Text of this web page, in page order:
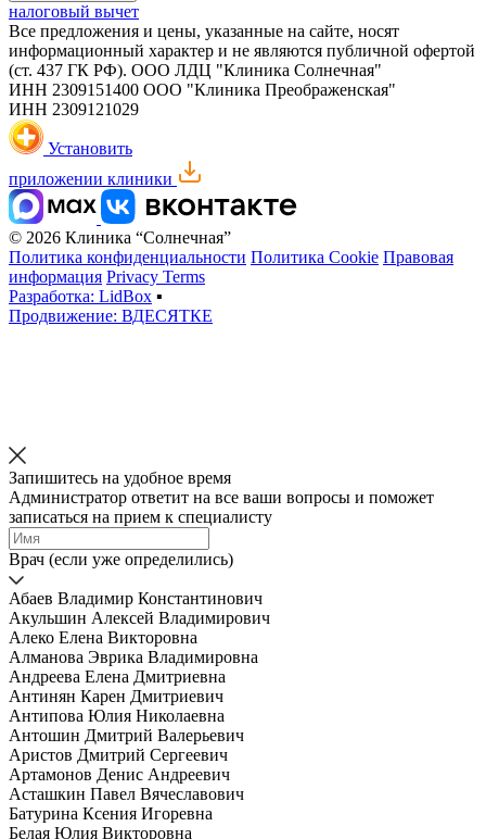
налоговый вычет
Все предложения и цены, указанные на сайте, носят
информационный характер и не являются публичной офертой
(ст. 437 ГК РФ). ООО ЛДЦ "Клиника Солнечная"
ИНН 2309151400 ООО "Клиника Преображенская"
ИНН 2309121029
Установить
приложении клиники
© 2026 Клиника “Солнечная”
Политика конфиденциальности Политика Cookie Правовая
информация Privacy Terms
Разработка: LidBox ▪
Продвижение: ВДЕСЯТКЕ
Запишитесь на удобное время
Администратор ответит на все ваши вопросы и поможет
записаться на прием к специалисту
Врач (если уже определились)
Абаев Владимир Константинович
Акульшин Алексей Владимирович
Алеко Елена Викторовна
Алманова Эврика Владимировна
Андреева Елена Дмитриевна
Антинян Карен Дмитриевич
Антипова Юлия Николаевна
Антошин Дмитрий Валерьевич
Аристов Дмитрий Сергеевич
Артамонов Денис Андреевич
Асташкин Павел Вячеславович
Батурина Ксения Игоревна
Белая Юлия Викторовна